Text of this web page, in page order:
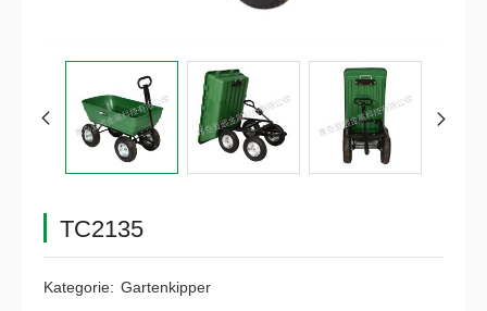
TC2135
Kategorie: Gartenkipper